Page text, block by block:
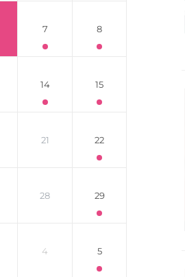
7 8
14 15
21 22
28 29
4 5